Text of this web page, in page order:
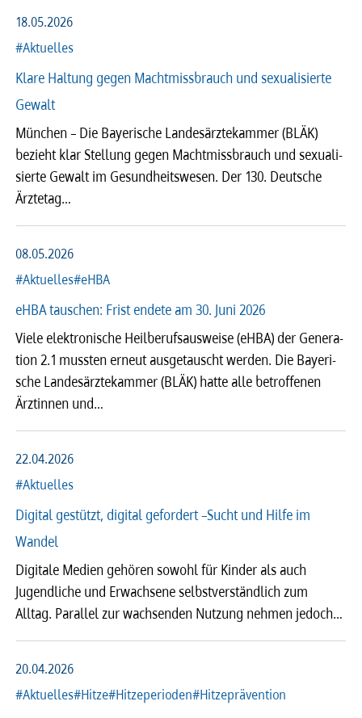
18.05.2026
#Aktuelles
Klare Haltung gegen Machtmissbrauch und sexualisierte
Gewalt
München – Die Baye­ri­sche Landes­ärz­te­kam­mer (BLÄK)
bezieht klar Stel­lung gegen Macht­miss­brauch und sexu­a­li­
sierte Gewalt im Gesund­heits­we­sen. Der 130. Deut­sche
Ärzte­tag…
08.05.2026
#Aktuelles#eHBA
eHBA tauschen: Frist endete am 30. Juni 2026
Viele elek­tro­ni­sche Heil­be­rufs­aus­weise (eHBA) der Gene­ra­
tion 2.1 mussten erneut ausge­tauscht werden. Die Baye­ri­
sche Landes­ärz­te­kam­mer (BLÄK) hatte alle betrof­fe­nen
Ärztin­nen und…
22.04.2026
#Aktuelles
Digital gestützt, digital gefordert –Sucht und Hilfe im
Wandel
Digitale Medien gehören sowohl für Kinder als auch
Jugendliche und Erwachsene selbstverständlich zum
Alltag. Parallel zur wachsenden Nutzung nehmen jedoch…
20.04.2026
#Aktuelles#Hitze#Hitzeperioden#Hitzeprävention